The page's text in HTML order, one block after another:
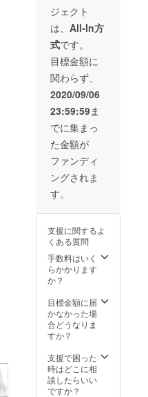
ジェクト
は、 All-In方
式です。
目標金額に
関わらず、
2020/09/06
23:59:59ま
でに集まっ
た金額が
ファンディ
ングされま
す。
支援に関するよ
くある質問
手数料はいく
らかかります
か？
目標金額に届
かなかった場
合どうなりま
すか？
支援で困った
時はどこに相
談したらいい
ですか？